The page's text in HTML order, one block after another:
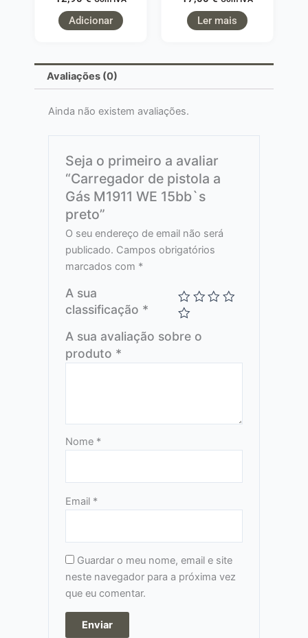
Adicionar Ler mais
Avaliações (0)
Ainda não existem avaliações.
Seja o primeiro a avaliar
“Carregador de pistola a
Gás M1911 WE 15bb`s
preto”
O seu endereço de email não será
publicado. Campos obrigatórios
marcados com *
A sua
classificação *
A sua avaliação sobre o
produto *
Nome *
Email *
Guardar o meu nome, email e site
neste navegador para a próxima vez
que eu comentar.